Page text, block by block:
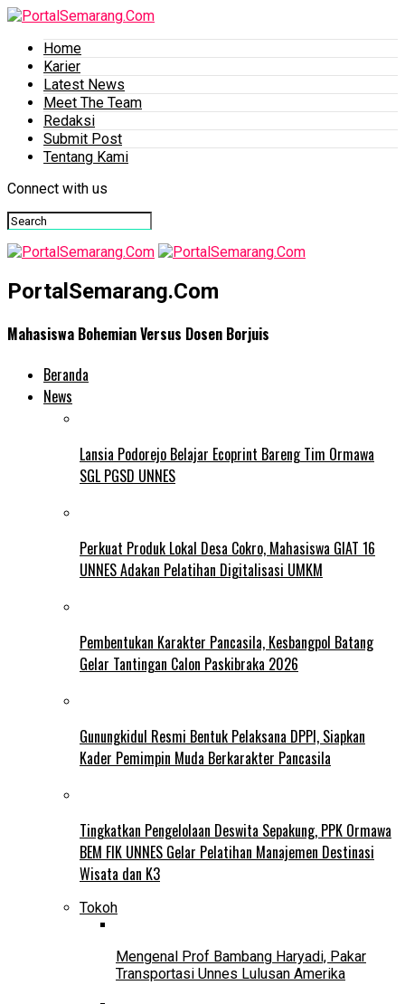
Home
Karier
Latest News
Meet The Team
Redaksi
Submit Post
Tentang Kami
Connect with us
PortalSemarang.Com
Mahasiswa Bohemian Versus Dosen Borjuis
Beranda
News
Lansia Podorejo Belajar Ecoprint Bareng Tim Ormawa
SGL PGSD UNNES
Perkuat Produk Lokal Desa Cokro, Mahasiswa GIAT 16
UNNES Adakan Pelatihan Digitalisasi UMKM
Pembentukan Karakter Pancasila, Kesbangpol Batang
Gelar Tantingan Calon Paskibraka 2026
Gunungkidul Resmi Bentuk Pelaksana DPPI, Siapkan
Kader Pemimpin Muda Berkarakter Pancasila
Tingkatkan Pengelolaan Deswita Sepakung, PPK Ormawa
BEM FIK UNNES Gelar Pelatihan Manajemen Destinasi
Wisata dan K3
Tokoh
Mengenal Prof Bambang Haryadi, Pakar
Transportasi Unnes Lulusan Amerika